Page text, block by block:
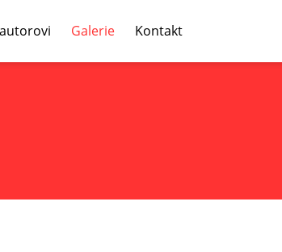
Galerie Kontakt